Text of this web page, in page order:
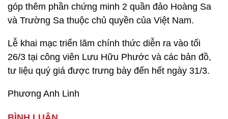
góp thêm phần chứng minh 2 quần đảo Hoàng Sa
và Trường Sa thuộc chủ quyền của Việt Nam.
Lễ khai mạc triển lãm chính thức diễn ra vào tối
26/3 tại công viên Lưu Hữu Phước và các bản đồ,
tư liệu quý giá được trưng bày đến hết ngày 31/3.
Phương Anh Linh